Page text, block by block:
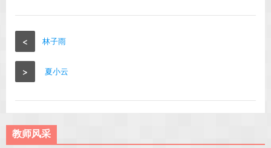
< 林子雨
> 夏小云
教师风采